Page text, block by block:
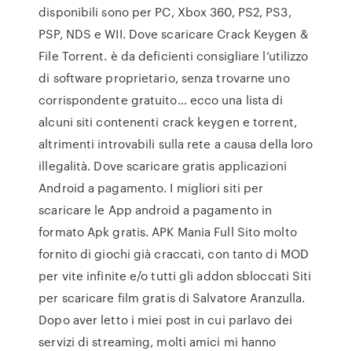
disponibili sono per PC, Xbox 360, PS2, PS3,
PSP, NDS e WII. Dove scaricare Crack Keygen &
File Torrent. è da deficienti consigliare l’utilizzo
di software proprietario, senza trovarne uno
corrispondente gratuito… ecco una lista di
alcuni siti contenenti crack keygen e torrent,
altrimenti introvabili sulla rete a causa della loro
illegalità. Dove scaricare gratis applicazioni
Android a pagamento. I migliori siti per
scaricare le App android a pagamento in
formato Apk gratis. APK Mania Full Sito molto
fornito di giochi già craccati, con tanto di MOD
per vite infinite e/o tutti gli addon sbloccati Siti
per scaricare film gratis di Salvatore Aranzulla.
Dopo aver letto i miei post in cui parlavo dei
servizi di streaming, molti amici mi hanno